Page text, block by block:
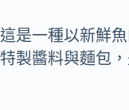
這是一種以新鮮
特製醬料與麵包